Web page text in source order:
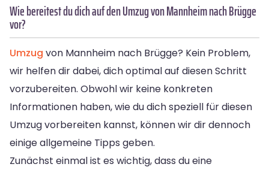
Wie bereitest du dich auf den Umzug von Mannheim nach Brügge
vor?
Umzug von Mannheim nach Brügge? Kein Problem,
wir helfen dir dabei, dich optimal auf diesen Schritt
vorzubereiten. Obwohl wir keine konkreten
Informationen haben, wie du dich speziell für diesen
Umzug vorbereiten kannst, können wir dir dennoch
einige allgemeine Tipps geben.
Zunächst einmal ist es wichtig, dass du eine